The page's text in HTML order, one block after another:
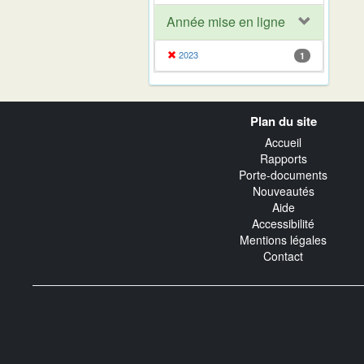
Année mise en ligne
2023 1
Plan du site
Accueil
Rapports
Porte-documents
Nouveautés
Aide
Accessibilité
Mentions légales
Contact